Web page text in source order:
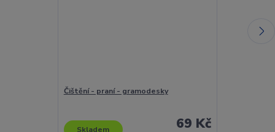
Čištění - praní - gramodesky
69 Kč
Skladem